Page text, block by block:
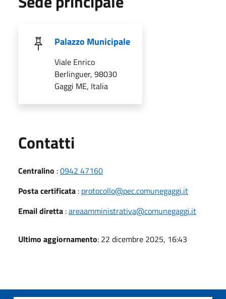
Palazzo Municipale
Viale Enrico
Berlinguer, 98030
Gaggi ME, Italia
Contatti
Centralino :0942 47160
Posta certificata : protocollo@pec.comunegaggi.it
Email diretta :areaamministrativa@comunegaggi.it
Ultimo aggiornamento: 22 dicembre 2025, 16:43